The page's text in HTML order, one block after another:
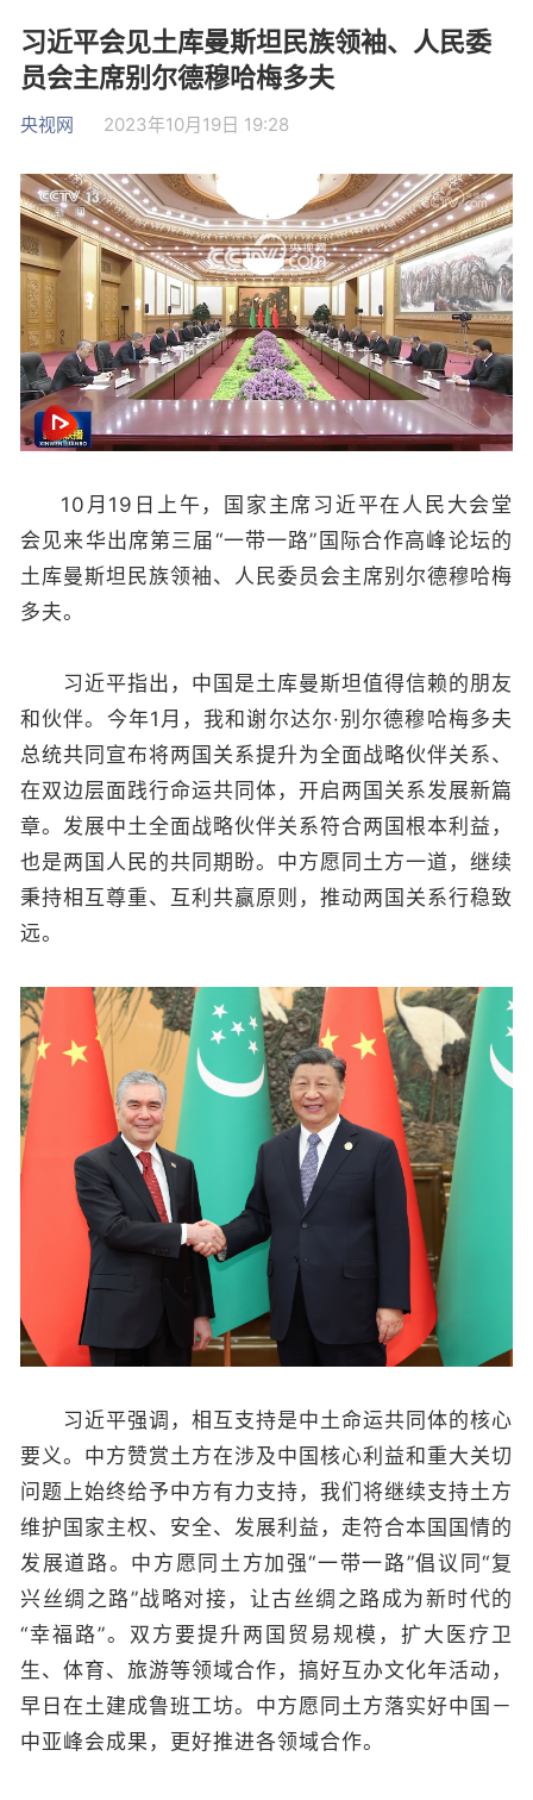
习近平会见土库曼斯坦民族领袖、人民委
员会主席别尔德穆哈梅多夫
央视网 2023年10月19日 19:28
网络开小差了，请稍后再试
10月19日上午，国家主席习近平在人民大会堂
会见来华出席第三届“一带一路”国际合作高峰论坛的
土库曼斯坦民族领袖、人民委员会主席别尔德穆哈梅
多夫。
习近平指出，中国是土库曼斯坦值得信赖的朋友
和伙伴。今年1月，我和谢尔达尔·别尔德穆哈梅多夫
总统共同宣布将两国关系提升为全面战略伙伴关系、
在双边层面践行命运共同体，开启两国关系发展新篇
章。发展中土全面战略伙伴关系符合两国根本利益，
也是两国人民的共同期盼。中方愿同土方一道，继续
秉持相互尊重、互利共赢原则，推动两国关系行稳致
远。
习近平强调，相互支持是中土命运共同体的核心
要义。中方赞赏土方在涉及中国核心利益和重大关切
问题上始终给予中方有力支持，我们将继续支持土方
维护国家主权、安全、发展利益，走符合本国国情的
发展道路。中方愿同土方加强“一带一路”倡议同“复
兴丝绸之路”战略对接，让古丝绸之路成为新时代的
“幸福路”。双方要提升两国贸易规模，扩大医疗卫
生、体育、旅游等领域合作，搞好互办文化年活动，
早日在土建成鲁班工坊。中方愿同土方落实好中国－
中亚峰会成果，更好推进各领域合作。